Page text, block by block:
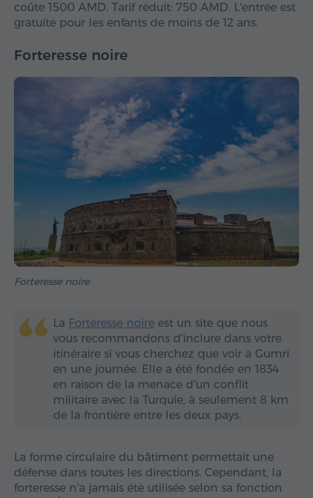
coûte 1500 AMD. Tarif réduit: 750 AMD. L'entrée est
gratuite pour les enfants de moins de 12 ans.
Forteresse noire
Forteresse noire
La Forteresse noire est un site que nous
vous recommandons d'inclure dans votre
itinéraire si vous cherchez que voir à Gumri
en une journée. Elle a été fondée en 1834
en raison de la menace d'un conflit
militaire avec la Turquie, à seulement 8 km
de la frontière entre les deux pays.
La forme circulaire du bâtiment permettait une
défense dans toutes les directions. Cependant, la
forteresse n'a jamais été utilisée selon sa fonction